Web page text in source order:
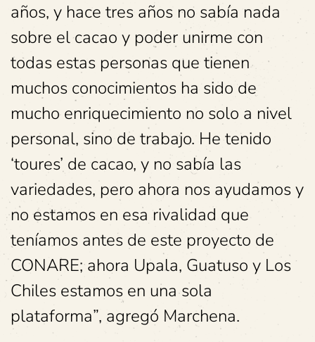
años, y hace tres años no sabía nada
sobre el cacao y poder unirme con
todas estas personas que tienen
muchos conocimientos ha sido de
mucho enriquecimiento no solo a nivel
personal, sino de trabajo. He tenido
‘toures’ de cacao, y no sabía las
variedades, pero ahora nos ayudamos y
no estamos en esa rivalidad que
teníamos antes de este proyecto de
CONARE; ahora Upala, Guatuso y Los
Chiles estamos en una sola
plataforma”, agregó Marchena.